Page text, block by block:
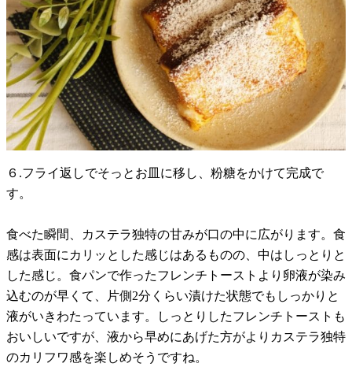
６.フライ返しでそっとお皿に移し、粉糖をかけて完成で
す。
食べた瞬間、カステラ独特の甘みが口の中に広がります。食
感は表面にカリッとした感じはあるものの、中はしっとりと
した感じ。食パンで作ったフレンチトーストより卵液が染み
込むのが早くて、片側2分くらい漬けた状態でもしっかりと
液がいきわたっています。しっとりしたフレンチトーストも
おいしいですが、液から早めにあげた方がよりカステラ独特
のカリフワ感を楽しめそうですね。